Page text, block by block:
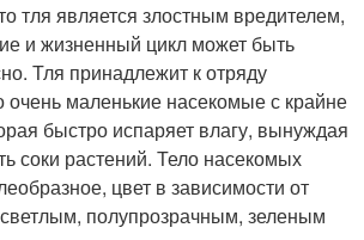
тля является злостным вредителем,
и жизненный цикл может быть
Тля принадлежит к отряду
маленькие насекомые с крайне
быстро испаряет влагу, вынуждая
соки растений. Тело насекомых
цвет в зависимости от
полупрозрачным, зеленым